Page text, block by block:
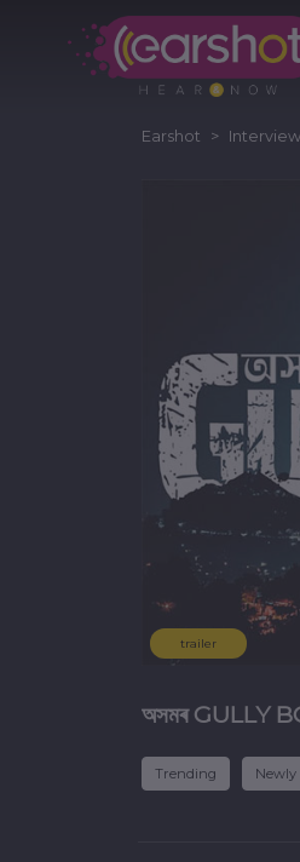
Earshot
trailer
অসমৰ GULLY
Trending Newly